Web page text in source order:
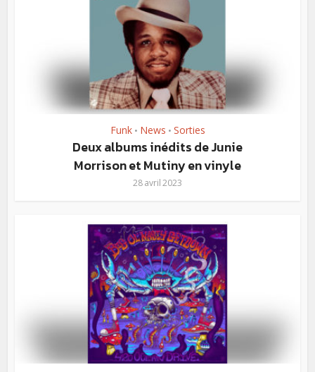
Funk • News • Sorties
Deux albums inédits de Junie
Morrison et Mutiny en vinyle
28 avril 2023